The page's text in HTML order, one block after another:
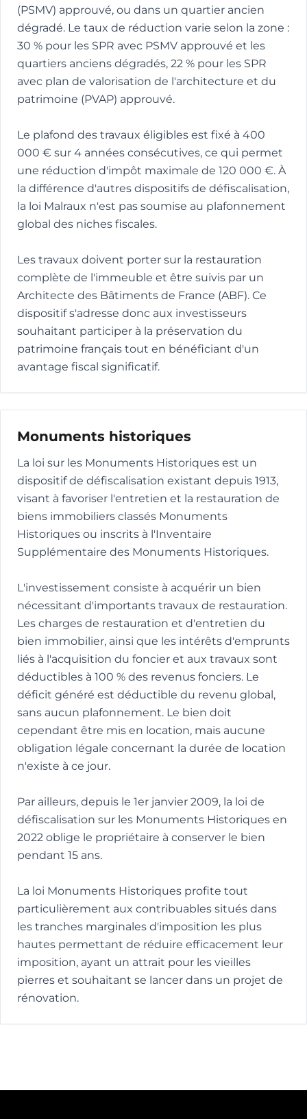
(PSMV) approuvé, ou dans un quartier ancien
dégradé. Le taux de réduction varie selon la zone :
30 % pour les SPR avec PSMV approuvé et les
quartiers anciens dégradés, 22 % pour les SPR
avec plan de valorisation de l'architecture et du
patrimoine (PVAP) approuvé.
Le plafond des travaux éligibles est fixé à 400
000 € sur 4 années consécutives, ce qui permet
une réduction d'impôt maximale de 120 000 €. À
la différence d'autres dispositifs de défiscalisation,
la loi Malraux n'est pas soumise au plafonnement
global des niches fiscales.
Les travaux doivent porter sur la restauration
complète de l'immeuble et être suivis par un
Architecte des Bâtiments de France (ABF). Ce
dispositif s'adresse donc aux investisseurs
souhaitant participer à la préservation du
patrimoine français tout en bénéficiant d'un
avantage fiscal significatif.
Monuments historiques
La loi sur les Monuments Historiques est un
dispositif de défiscalisation existant depuis 1913,
visant à favoriser l'entretien et la restauration de
biens immobiliers classés Monuments
Historiques ou inscrits à l'Inventaire
Supplémentaire des Monuments Historiques.
L'investissement consiste à acquérir un bien
nécessitant d'importants travaux de restauration.
Les charges de restauration et d'entretien du
bien immobilier, ainsi que les intérêts d'emprunts
liés à l'acquisition du foncier et aux travaux sont
déductibles à 100 % des revenus fonciers. Le
déficit généré est déductible du revenu global,
sans aucun plafonnement. Le bien doit
cependant être mis en location, mais aucune
obligation légale concernant la durée de location
n'existe à ce jour.
Par ailleurs, depuis le 1er janvier 2009, la loi de
défiscalisation sur les Monuments Historiques en
2022 oblige le propriétaire à conserver le bien
pendant 15 ans.
La loi Monuments Historiques profite tout
particulièrement aux contribuables situés dans
les tranches marginales d'imposition les plus
hautes permettant de réduire efficacement leur
imposition, ayant un attrait pour les vieilles
pierres et souhaitant se lancer dans un projet de
rénovation.